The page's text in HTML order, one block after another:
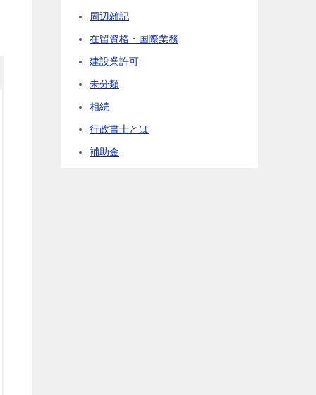
周辺雑記
在留資格・国際業務
建設業許可
未分類
相続
行政書士とは
補助金